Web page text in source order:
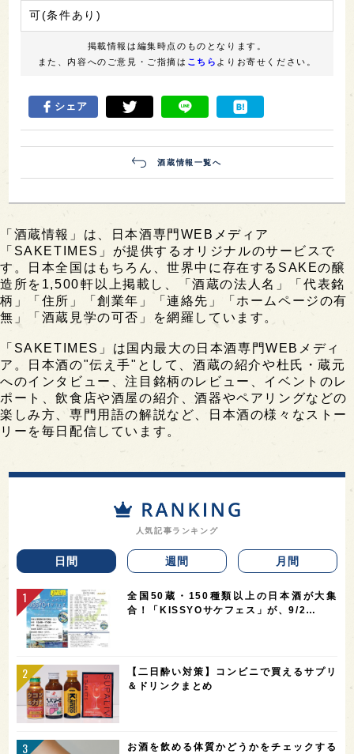
可(条件あり)
掲載情報は編集時点のものとなります。
また、内容へのご意見・ご指摘は こちら よりお寄せください。
シェア
酒蔵情報一覧へ
「酒蔵情報」は、日本酒専門WEBメディア
「SAKETIMES」が提供するオリジナルのサービスで
す。日本全国はもちろん、世界中に存在するSAKEの醸
造所を1,500軒以上掲載し、「酒蔵の法人名」「代表銘
柄」「住所」「創業年」「連絡先」「ホームページの有
無」「酒蔵見学の可否」を網羅しています。
「SAKETIMES」は国内最大の日本酒専門WEBメディ
ア。日本酒の"伝え手"として、酒蔵の紹介や杜氏・蔵元
へのインタビュー、注目銘柄のレビュー、イベントのレ
ポート、飲食店や酒屋の紹介、酒器やペアリングなどの
楽しみ方、専門用語の解説など、日本酒の様々なストー
リーを毎日配信しています。
人気記事ランキング
日間 週間 月間
全国50蔵・150種類以上の日本酒が大集
合！「KISSYOサケフェス」が、9/2…
【二日酔い対策】コンビニで買えるサプリ
＆ドリンクまとめ
お酒を飲める体質かどうかをチェックする